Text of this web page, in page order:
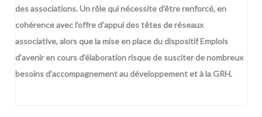
des associations. Un rôle qui nécessite d’être renforcé, en
cohérence avec l’offre d’appui des têtes de réseaux
associative, alors que la mise en place du dispositif Emplois
d’avenir en cours d’élaboration risque de susciter de nombreux
besoins d’accompagnement au développement et à la GRH.